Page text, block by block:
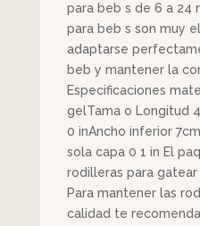
para beb s de 6 a 24
para beb s son muy
adaptarse
beb y mantener la
Especificaciones
gelTama o Longitud
0 inAncho inferior
sola capa 0 1 in El
rodilleras para
Para mantener las
calidad te